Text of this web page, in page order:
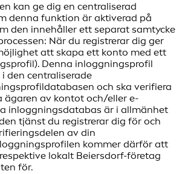
kan ge dig en centraliserad
denna funktion är aktiverad på
den innehåller ett separat samtycke
När du registrerar dig ger
att skapa ett konto med ett
Denna inloggningsprofil
den centraliserade
och ska verifiera
ägaren av kontot och/eller e-
inloggningsdatabas är i allmänhet
tjänst du registrerar dig för och
av din
kommer därför att
lokalt Beiersdorf-företag
för.